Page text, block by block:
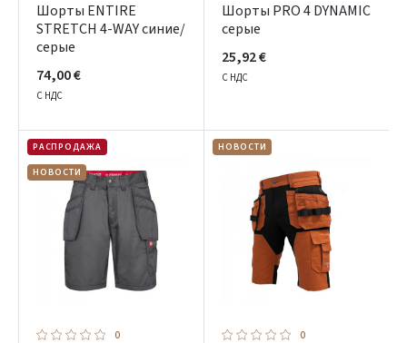
Шорты ENTIRE
STRETCH 4-WAY синие/
серые
74,00 €
С НДС
Шорты PRO 4 DYNAMIC
серые
25,92 €
С НДС
РАСПРОДАЖА
НОВОСТИ
0
НОВОСТИ
0